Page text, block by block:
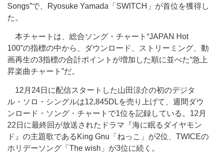
Songs”で、Ryosuke Yamada「SWITCH」が首位を獲得し
た。
本チャートは、総合ソング・チャート“JAPAN Hot
100”の指標の中から、ダウンロード、ストリーミング、動
画再生の3指標の合計ポイントが増加した順に並べた“急上
昇楽曲チャート”だ。
12月24日に配信スタートした山田涼介の初のデジタ
ル・ソロ・シングルは12,845DLを売り上げて、週間ダウ
ンロード・ソング・チャートで1位を記録している。12月
22日に最終回が放送されたドラマ『海に眠るダイヤモン
ド』の主題歌であるKing Gnu「ねっこ」が2位、TWICEの
ホリデーソング「The wish」が3位に続く。